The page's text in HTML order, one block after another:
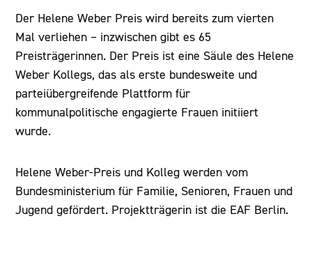
Der Helene Weber Preis wird bereits zum vierten
Mal verliehen – inzwischen gibt es 65
Preisträgerinnen. Der Preis ist eine Säule des Helene
Weber Kollegs, das als erste bundesweite und
parteiübergreifende Plattform für
kommunalpolitische engagierte Frauen initiiert
wurde.
Helene Weber-Preis und Kolleg werden vom
Bundesministerium für Familie, Senioren, Frauen und
Jugend gefördert. Projektträgerin ist die EAF Berlin.